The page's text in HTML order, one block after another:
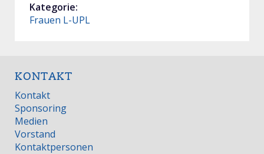
Kategorie:
Frauen L-UPL
KONTAKT
Kontakt
Sponsoring
Medien
Vorstand
Kontaktpersonen